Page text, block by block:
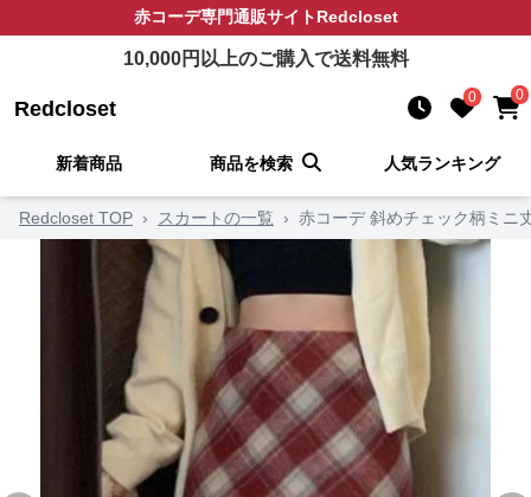
赤コーデ専門通販サイトRedcloset
10,000円以上のご購入で送料無料
Redcloset 0 0
新着商品 商品を検索 人気ランキング
Redcloset TOP › スカートの一覧 › 赤コーデ 斜めチェック柄ミニ